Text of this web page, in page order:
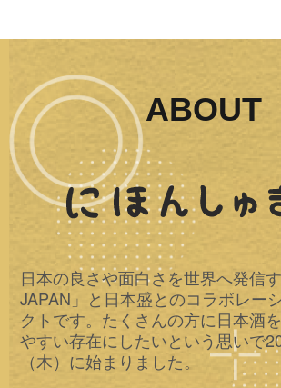
ABOUT
日本の良さや面白さを世界へ発信
JAPAN」と日本盛とのコラボレー
クトです。たくさんの方に日本酒
やすい存在にしたいという思いで
（木）に始まりました。